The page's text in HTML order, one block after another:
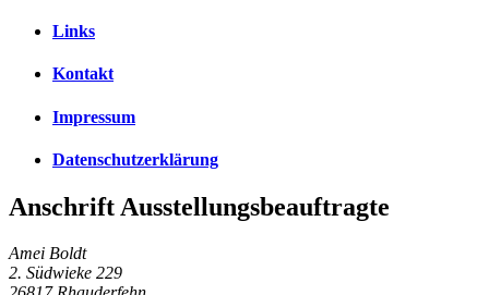
Links
Kontakt
Impressum
Datenschutzerklärung
Anschrift Ausstellungsbeauftragte
Amei Boldt
2. Südwieke 229